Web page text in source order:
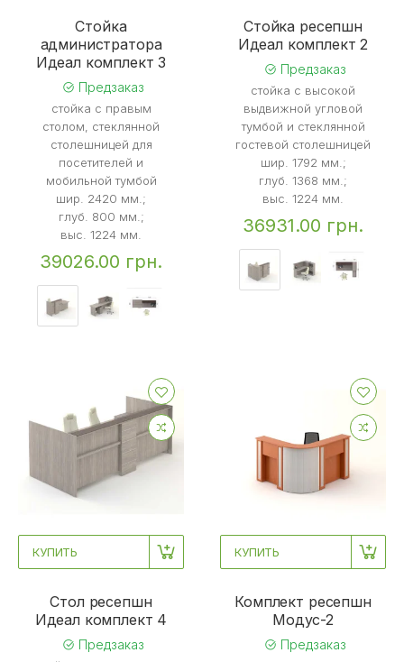
Стойка
администратора
Идеал комплект 3
Предзаказ
стойка с правым
столом, стеклянной
столешницей для
посетителей и
мобильной тумбой
шир. 2420 мм.;
глуб. 800 мм.;
выс. 1224 мм.
39026.00 грн.
Стойка ресепшн
Идеал комплект 2
Предзаказ
стойка с высокой
выдвижной угловой
тумбой и стеклянной
гостевой столешницей
шир. 1792 мм.;
глуб. 1368 мм.;
выс. 1224 мм.
36931.00 грн.
КУПИТЬ
Стол ресепшн
Идеал комплект 4
Предзаказ
КУПИТЬ
Комплект ресепшн
Mодус-2
Предзаказ